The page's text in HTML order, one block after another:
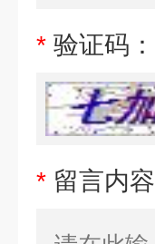
* 验证码：
* 留言内容